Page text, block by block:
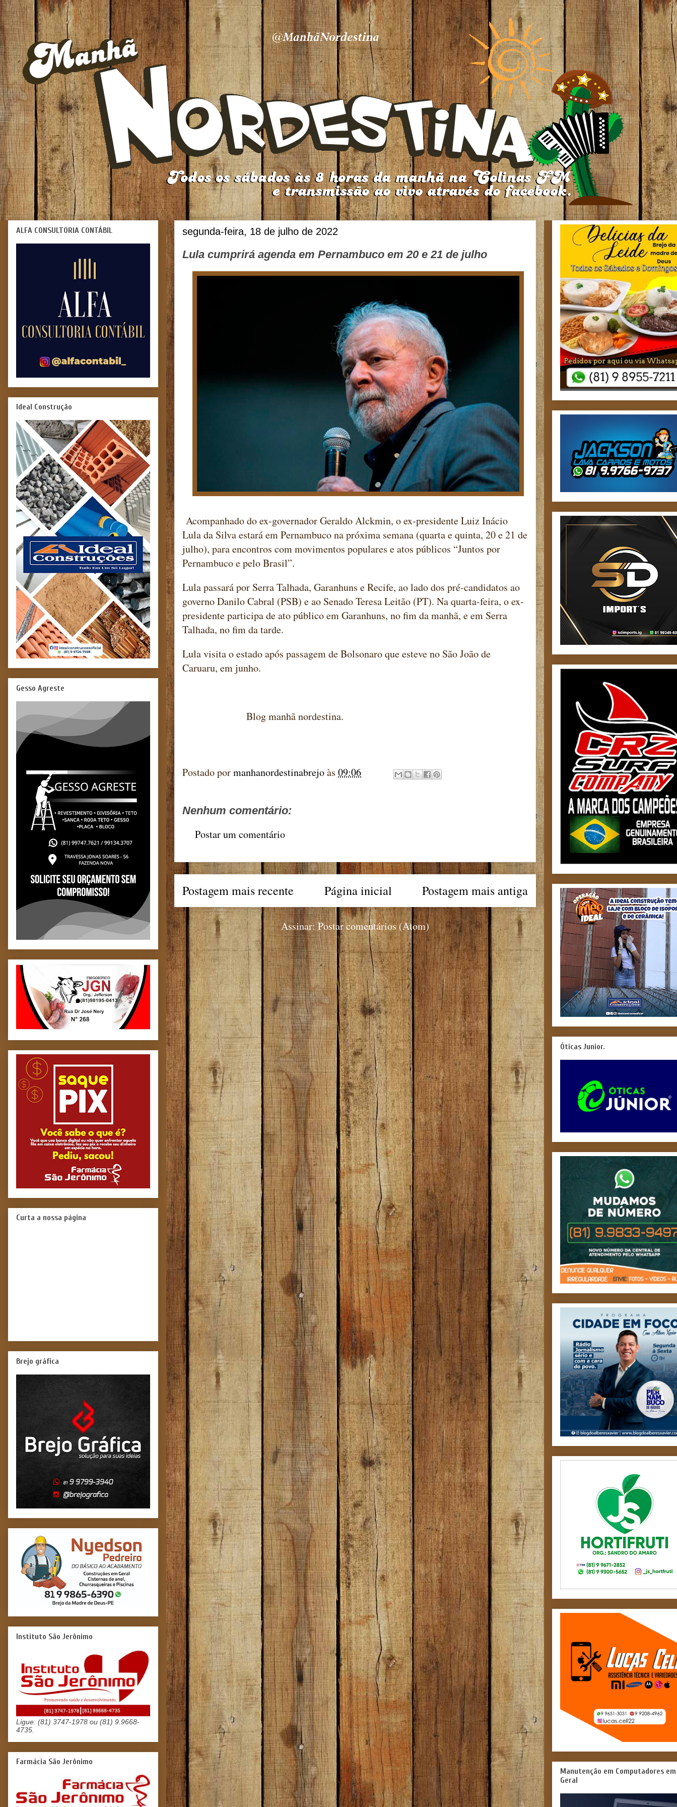
segunda-feira, 18 de julho de 2022
Lula cumprirá agenda em Pernambuco em 20 e 21 de julho
Acompanhado do ex-governador Geraldo Alckmin, o ex-presidente Luiz Inácio
Lula da Silva estará em Pernambuco na próxima semana (quarta e quinta, 20 e 21 de
julho), para encontros com movimentos populares e atos públicos “Juntos por
Pernambuco e pelo Brasil”.
Lula passará por Serra Talhada, Garanhuns e Recife, ao lado dos pré-candidatos ao
governo Danilo Cabral (PSB) e ao Senado Teresa Leitão (PT). Na quarta-feira, o ex-
presidente participa de ato público em Garanhuns, no fim da manhã, e em Serra
Talhada, no fim da tarde.
Lula visita o estado após passagem de Bolsonaro que esteve no São João de
Caruaru, em junho.
Blog manhã nordestina.
Postado pormanhanordestinabrejoàs 09:06
Nenhum comentário:
Postar um comentário
Postagem mais recente Postagem mais antiga
Página inicial
Assinar:Postar comentários (Atom)
ALFA CONSULTORIA CONTÁBIL
Ideal Construção
Gesso Agreste
Curta a nossa página
Brejo gráfica
Instituto São Jerônimo
Ligue: (81) 3747-1978 ou (81) 9.9668-
4735.
Farmácia São Jerônimo
Óticas Junior.
Manutenção em Computadores em
Geral